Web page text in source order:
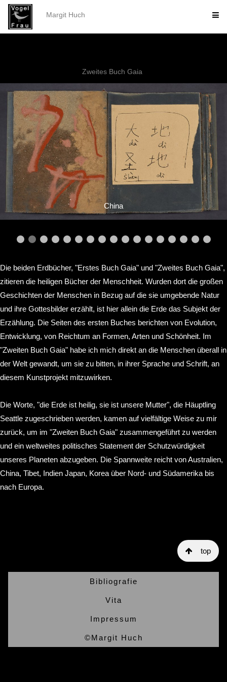
Margit Huch
Zweites Buch Gaia
China
Die beiden Erdbücher, "Erstes Buch Gaia" und "Zweites Buch Gaia",
zitieren die heiligen Bücher der Menschheit. Wurden dort die großen
Geschichten der Menschen in Bezug auf die sie umgebende Natur
und ihre Gottesbilder erzählt, ist hier allein die Erde das Subjekt der
Erzählung. Die Seiten des ersten Buches berichten von Evolution,
Entwicklung, von Reichtum an Formen, Arten und Schönheit. Im
"Zweiten Buch Gaia" habe ich mich direkt an die Menschen überall in
der Welt gewandt, um sie zu bitten, in ihrer Sprache und Schrift, an
diesem Kunstprojekt mitzuwirken.
Die Worte, "die Erde ist heilig, sie ist unsere Mutter", die Häuptling
Seattle zugeschrieben werden, kamen auf vielfältige Weise zu mir
zurück, um im "Zweiten Buch Gaia" zusammengeführt zu werden
und ein weltweites politisches Statement der Schutzwürdigkeit
unseres Planeten abzugeben. Die Spannweite reicht von Australien,
China, Tibet, Indien Japan, Korea über Nord- und Südamerika bis
nach Europa.
top
Bibliografie
Vita
Impressum
©Margit Huch